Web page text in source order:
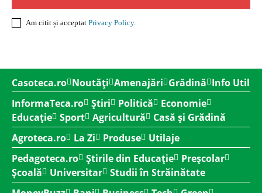
Am citit și acceptat Privacy Policy.
Casoteca.ro Noutăți Amenajări Grădină Info Util
InformaTeca.ro Știri Politică
Economie
Educație Sport Agricultură
Casă și Grădină
Agroteca.ro
La Zi Produse
Utilaje
Pedagoteca.ro Știrile din Educație
Preșcolar
Școală
Universitar Studii în Străinătate